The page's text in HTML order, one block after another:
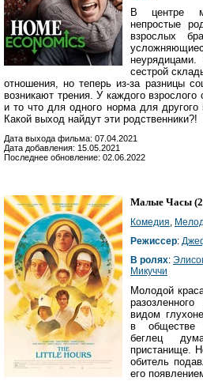
В центре
непростые
взрослых
сестрой
отношения, но теперь из-за разницы
возникают трения. У каждого взрослого
и то что для одного норма для другого
Какой выход найдут эти родственники?!
Дата выхода фильма: 07.04.2021
Дата добавления: 15.05.2021
Последнее обновление: 02.06.2022
Малые Часы
Комедия,
Режиссер:
В ролях:
Микуччи
Молодой
видом
в обществе
беглец
пристанище.
обитель
его